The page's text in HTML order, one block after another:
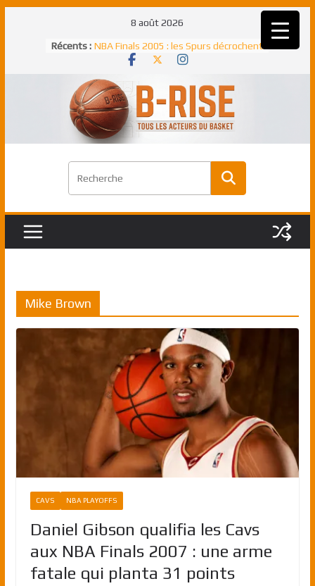
8 août 2026
Récents : NBA Finals 2005 : les Spurs décrochent
un troisième titre NBA, la rude bataille
NBA Finals 2021 : les Bucks et Giannis
Antetokounmpo triomphent, le Greek
Freek élu MVP
Shai Gilgeous-Alexander : son premier
match à plus de 40 points en NBA, le
Pau Gasol dans l’histoire en 2002 :
premier européen sacré Rookie de
Rudy Gobert, deuxième Français élu
Mike Brown
CAVS NBA PLAYOFFS
Daniel Gibson qualifia les Cavs
aux NBA Finals 2007 : une arme
fatale qui planta 31 points